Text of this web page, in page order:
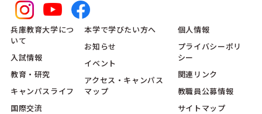
兵庫教育大学につ
いて
入試情報
教育・研究
キャンパスライフ
国際交流
本学で学びたい方へ
お知らせ
イベント
アクセス・キャンパス
マップ
個人情報
プライバシーポリ
シー
関連リンク
教職員公募情報
サイトマップ